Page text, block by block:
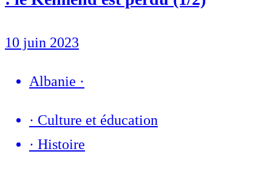
10 juin 2023
Albanie ·
· Culture et éducation
· Histoire